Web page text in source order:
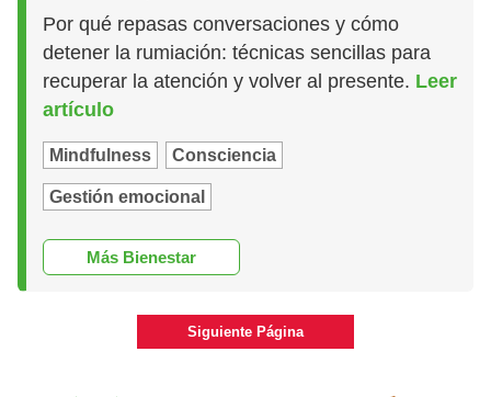
Por qué repasas conversaciones y cómo
detener la rumiación: técnicas sencillas para
recuperar la atención y volver al presente. Leer
artículo
Mindfulness Consciencia
Gestión emocional
Más Bienestar
Siguiente Página